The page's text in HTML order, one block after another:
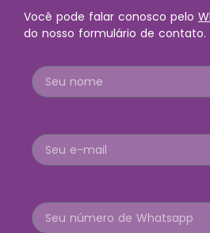
Você pode falar conosco pelo
do nosso formulário de contato.